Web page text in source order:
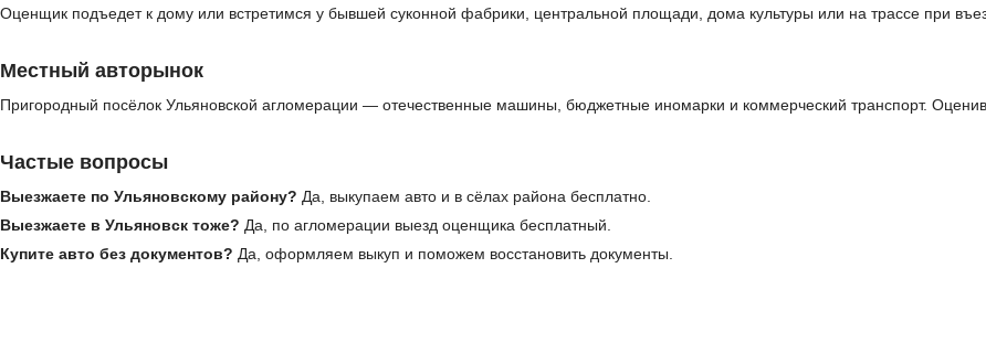
Оценщик подъедет к дому или встретимся у бывшей суконной фабрики, центральной площади, дома культуры или на трассе при
Местный авторынок
Пригородный посёлок Ульяновской агломерации — отечественные машины, бюджетные иномарки и коммерческий транспорт.
Частые вопросы
Выезжаете по Ульяновскому району? Да, выкупаем авто и в сёлах района бесплатно.
Выезжаете в Ульяновск тоже? Да, по агломерации выезд оценщика бесплатный.
Купите авто без документов? Да, оформляем выкуп и поможем восстановить документы.